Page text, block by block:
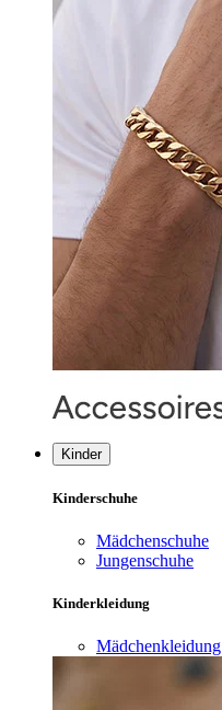
Kinder
Kinderschuhe
Mädchenschuhe
Jungenschuhe
Kinderkleidung
Mädchenkleidung